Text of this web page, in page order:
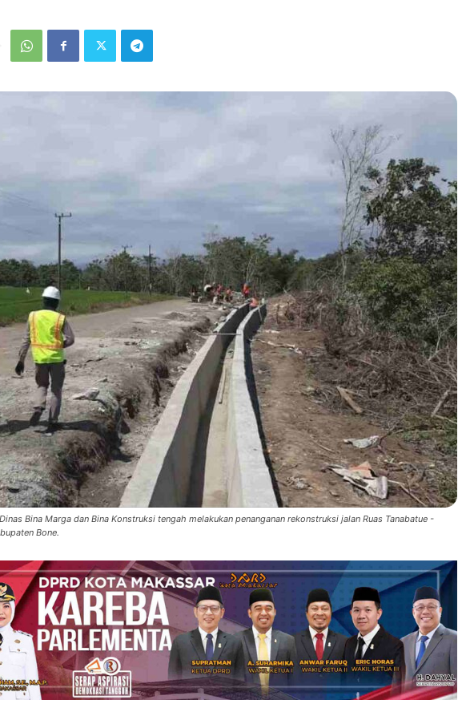
Bina Marga dan Bina Konstruksi tengah melakukan penanganan rekonstruksi jalan Ruas Tanabatue -
Bone.